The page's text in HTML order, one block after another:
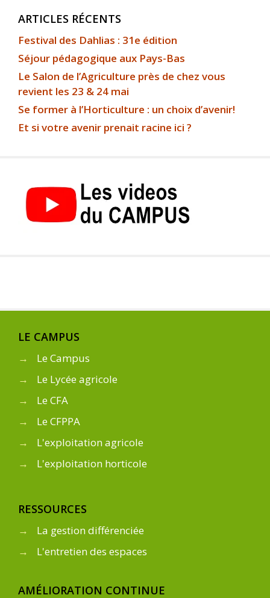
ARTICLES RÉCENTS
Festival des Dahlias : 31e édition
Séjour pédagogique aux Pays-Bas
Le Salon de l’Agriculture près de chez vous
revient les 23 & 24 mai
Se former à l’Horticulture : un choix d’avenir!
Et si votre avenir prenait racine ici ?
LE CAMPUS
→
Le Campus
→
Le Lycée agricole
→
Le CFA
→
Le CFPPA
→
L'exploitation agricole
→
L'exploitation horticole
RESSOURCES
→
La gestion différenciée
→
L'entretien des espaces
AMÉLIORATION CONTINUE